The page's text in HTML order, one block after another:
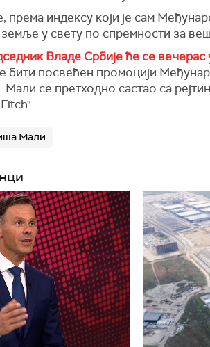
према индексу који је сам
у свету по спремности за
Владе Србије ће се вечерас
бити посвећен промоцији
се претходно састао са
Мали